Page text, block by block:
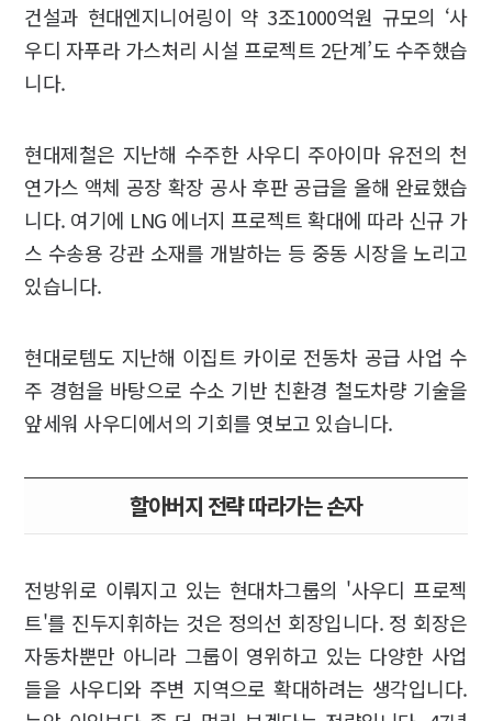
건설과 현대엔지니어링이 약 3조1000억원 규모의 ‘사
우디 자푸라 가스처리 시설 프로젝트 2단계’도 수주했습
니다.
현대제철은 지난해 수주한 사우디 주아이마 유전의 천
연가스 액체 공장 확장 공사 후판 공급을 올해 완료했습
니다. 여기에 LNG 에너지 프로젝트 확대에 따라 신규 가
스 수송용 강관 소재를 개발하는 등 중동 시장을 노리고
있습니다.
현대로템도 지난해 이집트 카이로 전동차 공급 사업 수
주 경험을 바탕으로 수소 기반 친환경 철도차량 기술을
앞세워 사우디에서의 기회를 엿보고 있습니다.
할아버지 전략 따라가는 손자
전방위로 이뤄지고 있는 현대차그룹의 '사우디 프로젝
트'를 진두지휘하는 것은 정의선 회장입니다. 정 회장은
자동차뿐만 아니라 그룹이 영위하고 있는 다양한 사업
들을 사우디와 주변 지역으로 확대하려는 생각입니다.